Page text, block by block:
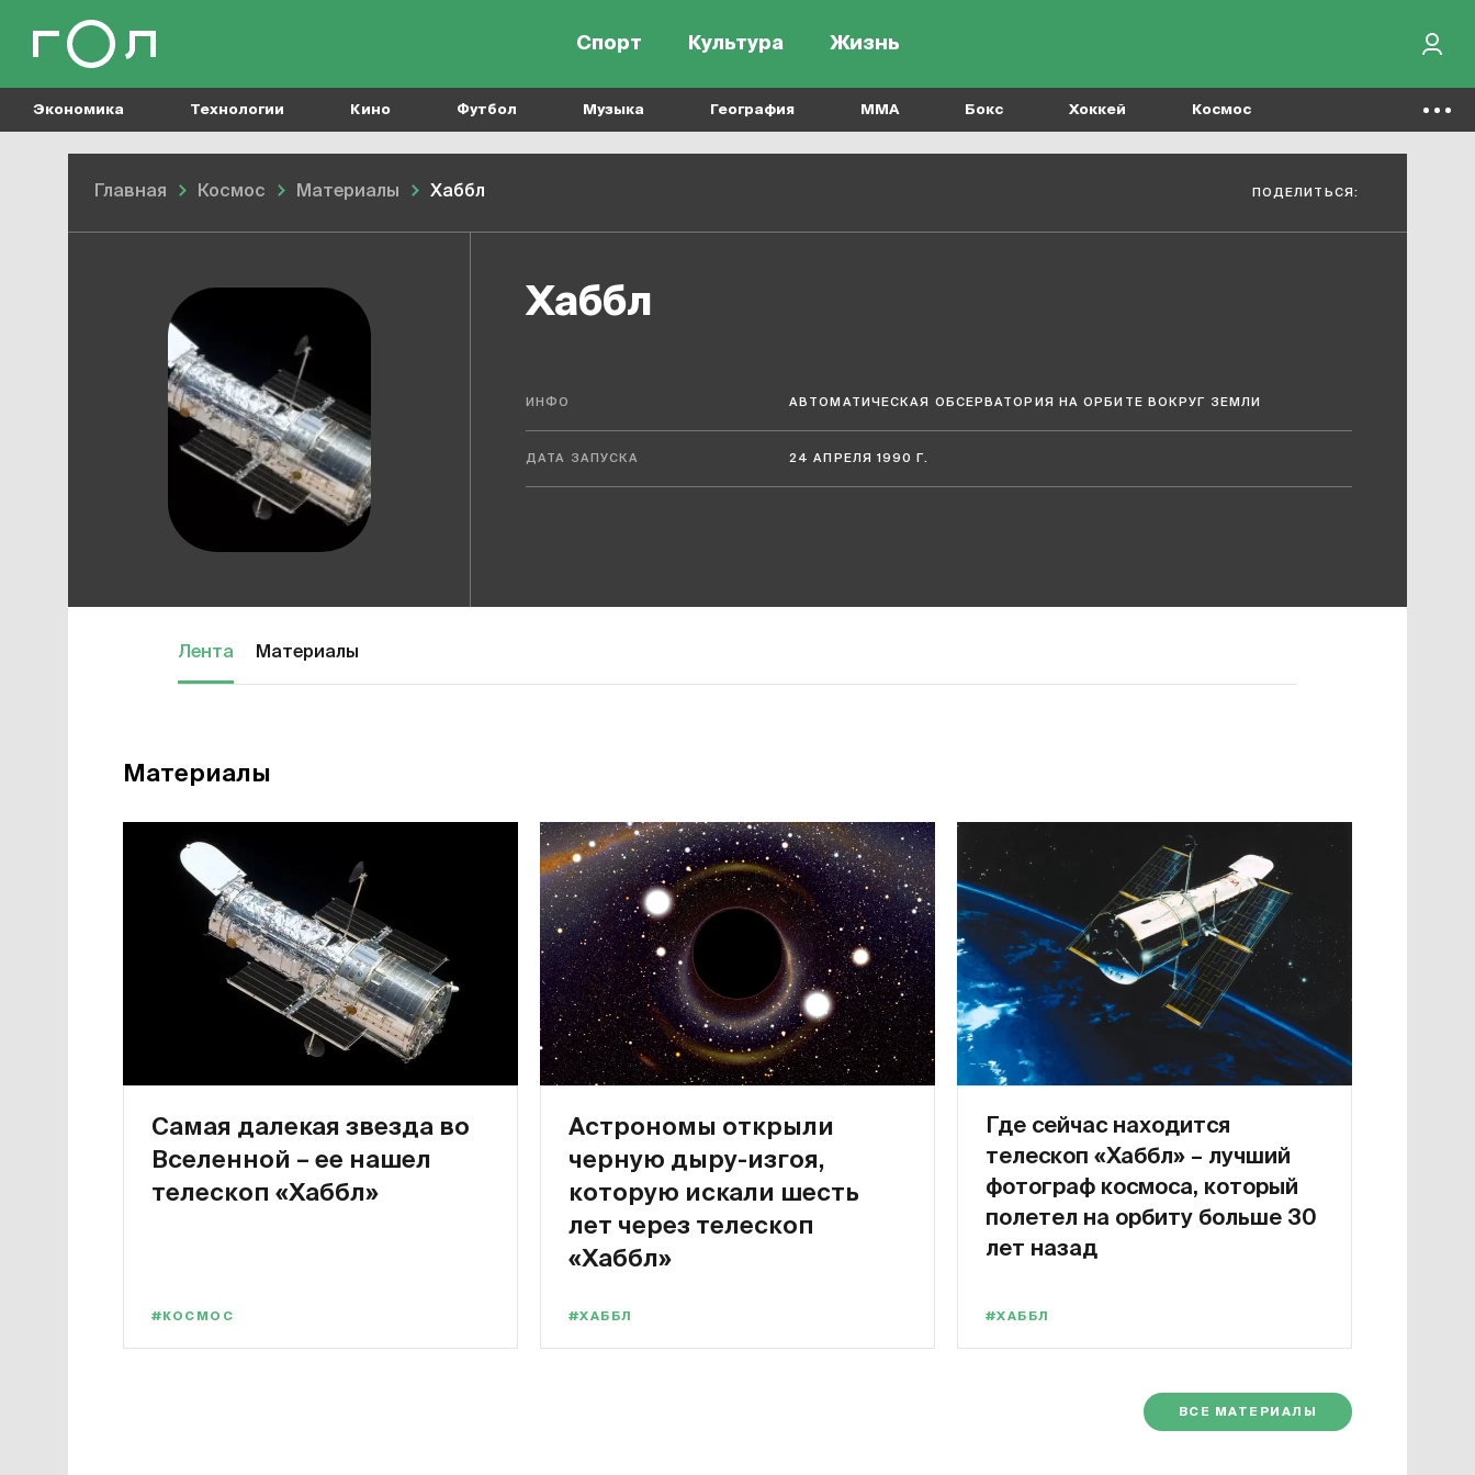
Спорт Культура Жизнь
Экономика Технологии Кино Футбол Музыка География MMA Бокс Хоккей Космос
Главная Космос Материалы Хаббл ПОДЕЛИТЬСЯ:
Хаббл
ИНФО АВТОМАТИЧЕСКАЯ ОБСЕРВАТОРИЯ НА ОРБИТЕ ВОКРУГ ЗЕМЛИ
ДАТА ЗАПУСКА 24 АПРЕЛЯ 1990 Г.
Лента Материалы
Материалы
Самая далекая звезда во
Вселенной – ее нашел
телескоп «Хаббл»
#КОСМОС
Астрономы открыли
черную дыру-изгоя,
которую искали шесть
лет через телескоп
«Хаббл»
#ХАББЛ
Где сейчас находится
телескоп «Хаббл» – лучший
фотограф космоса, который
полетел на орбиту больше 30
лет назад
#ХАББЛ
ВСЕ МАТЕРИАЛЫ